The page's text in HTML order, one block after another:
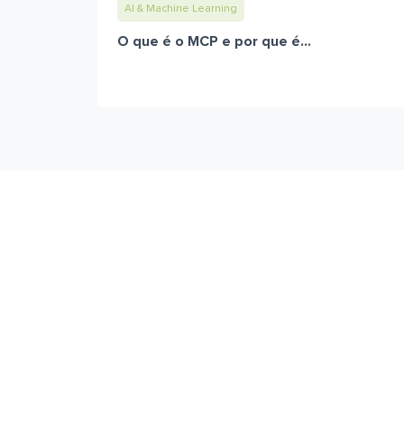
AI & Machine Learning
O que é o MCP e por que é...